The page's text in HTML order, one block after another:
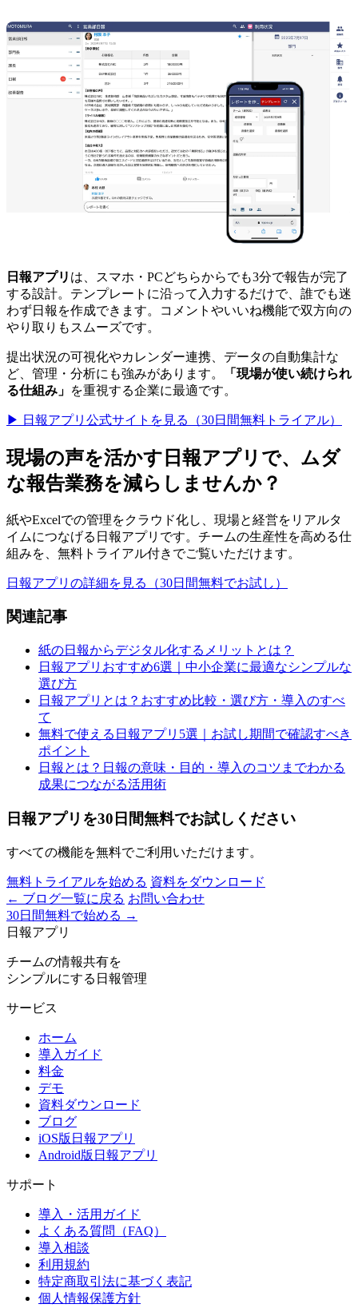
日報アプリ は、スマホ・PCどちらからでも3分で報告が完了
する設計。テンプレートに沿って入力するだけで、誰でも迷
わず日報を作成できます。コメントやいいね機能で双方向の
やり取りもスムーズです。
提出状況の可視化やカレンダー連携、データの自動集計な
ど、管理・分析にも強みがあります。
「現場が使い続けられ
る仕組み」 を重視する企業に最適です。
▶ 日報アプリ公式サイトを見る（30日間無料トライアル）
現場の声を活かす日報アプリで、ムダ
な報告業務を減らしませんか？
紙やExcelでの管理をクラウド化し、現場と経営をリアルタ
イムにつなげる日報アプリです。チームの生産性を高める仕
組みを、無料トライアル付きでご覧いただけます。
日報アプリの詳細を見る（30日間無料でお試し）
関連記事
紙の日報からデジタル化するメリットとは？
日報アプリおすすめ6選｜中小企業に最適なシンプルな
選び方
日報アプリとは？おすすめ比較・選び方・導入のすべ
て
無料で使える日報アプリ5選｜お試し期間で確認すべき
ポイント
日報とは？日報の意味・目的・導入のコツまでわかる
成果につながる活用術
日報アプリを30日間無料でお試しください
すべての機能を無料でご利用いただけます。
無料トライアルを始める 資料をダウンロード
← ブログ一覧に戻る お問い合わせ
30日間無料で始める →
日報アプリ
チームの情報共有を
シンプルにする日報管理
サービス
ホーム
導入ガイド
料金
デモ
資料ダウンロード
ブログ
iOS版日報アプリ
Android版日報アプリ
サポート
導入・活用ガイド
よくある質問（FAQ）
導入相談
利用規約
特定商取引法に基づく表記
個人情報保護方針